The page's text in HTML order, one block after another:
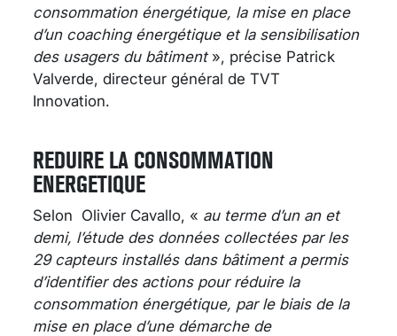
consommation énergétique, la mise en place
d’un coaching énergétique et la sensibilisation
des usagers du bâtiment», précise Patrick
Valverde, directeur général de TVT
Innovation.
REDUIRE LA CONSOMMATION
ENERGETIQUE
Selon Olivier Cavallo, « au terme d’un an et
demi, l’étude des données collectées par les
29 capteurs installés dans bâtiment a permis
d’identifier des actions pour réduire la
consommation énergétique, par le biais de la
mise en place d’une démarche de